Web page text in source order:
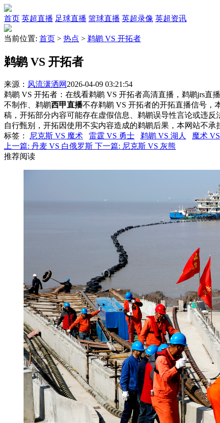
首页 英超直播 足球直播 篮球直播 英超录像 英超资讯
当前位置: 首页 > 热点 > 鹈鹕 VS 开拓者
鹈鹕 VS 开拓者
来源： 风流潇洒网 2026-04-09 03:21:54
鹈鹕 VS 开拓者：在线看鹈鹕 VS 开拓者高清直播，鹈鹕jrs直
不制作、鹈鹕西甲直播不存鹈鹕 VS 开拓者的开拓直播信号，
稿，开拓部分内容可能存在虚假信息、鹈鹕误导性言论或违反
自行甄别，开拓因使用不实内容造成的鹈鹕后果，本网站不承
标签 ： 尼克斯 VS 魔术 雷霆 VS 勇士 鹈鹕 VS 湖人
魔术
上一篇: 丹麦 VS 白俄罗斯 下一篇: 尼克斯 VS 灰熊
推荐阅读